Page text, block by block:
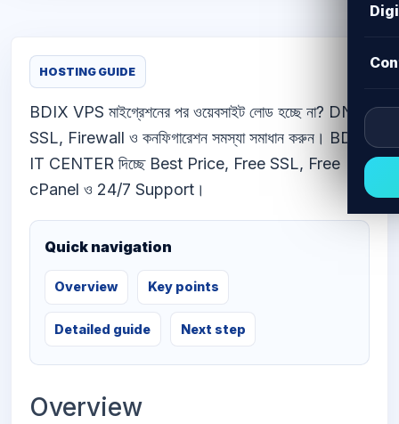
HOSTING GUIDE
BDIX VPS মাইগ্রেশনের পর ওয়েবসাইট লোড হচ্ছে না? DNS,
SSL, Firewall ও কনফিগারেশন সমস্যা সমাধান করুন। BD
IT CENTER দিচ্ছে Best Price, Free SSL, Free
cPanel ও 24/7 Support।
Quick navigation
Overview Key points
Detailed guide Next step
Overview